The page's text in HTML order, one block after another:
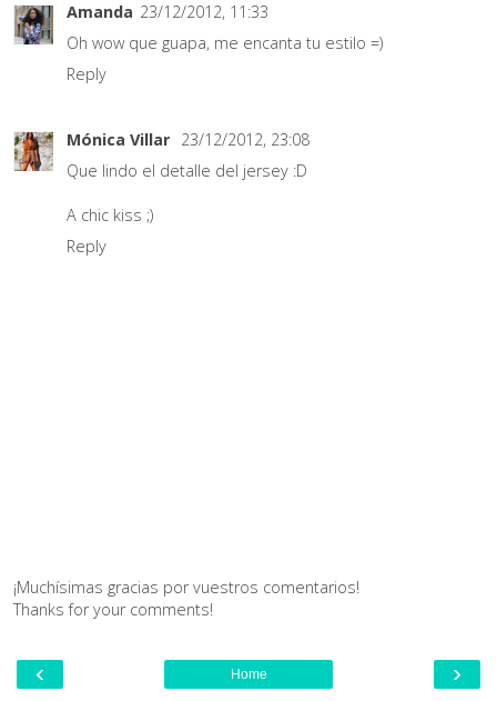
Amanda 23/12/2012, 11:33
Oh wow que guapa, me encanta tu estilo =)
Reply
Mónica Villar 23/12/2012, 23:08
Que lindo el detalle del jersey :D
A chic kiss ;)
Reply
¡Muchísimas gracias por vuestros comentarios!
Thanks for your comments!
‹ ›
Home